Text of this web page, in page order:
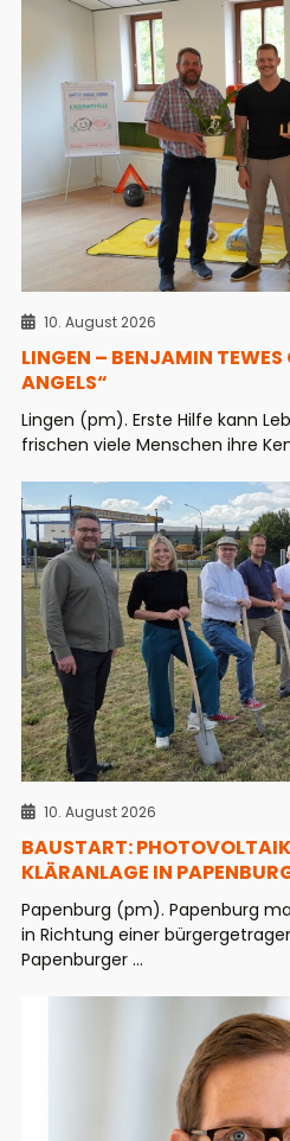
10. August 2026
LINGEN – BENJAMIN TEWES
ANGELS“
Lingen (pm). Erste Hilfe kann
frischen viele Menschen ihre
10. August 2026
BAUSTART:
KLÄRANLAGE IN
Papenburg (pm). Papenburg
in Richtung einer
Papenburger ...